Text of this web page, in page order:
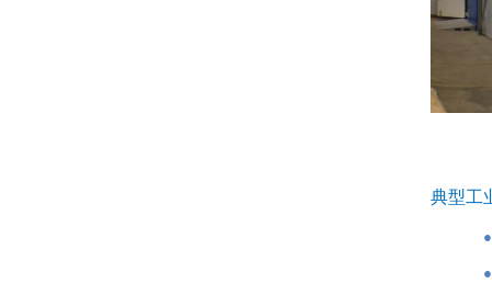
典型工